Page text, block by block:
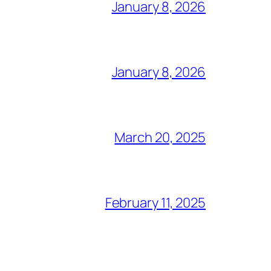
January 8, 2026
January 8, 2026
March 20, 2025
February 11, 2025